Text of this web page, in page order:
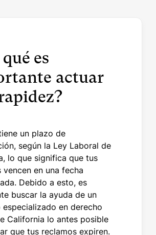
es
actuar
un plazo de
según la Ley Laboral de
lo que significa que tus
vencen en una fecha
Debido a esto, es
buscar la ayuda de un
en derecho
California lo antes posible
que tus reclamos expiren.